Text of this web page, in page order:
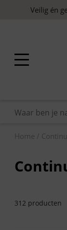
Veilig én
Home /
312 producten